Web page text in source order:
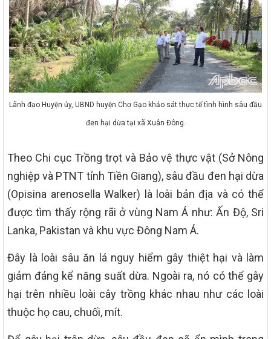
Lãnh đạo Huyện ủy, UBND huyện Chợ Gạo khảo sát thực tế tình hình sâu đầu
đen hại dừa tại xã Xuân Đông.
Theo Chi cục Trồng trọt và Bảo vệ thực vật (Sở Nông
nghiệp và PTNT tỉnh Tiền Giang), sâu đầu đen hại dừa
(Opisina arenosella Walker) là loài bản địa và có thể
được tìm thấy rộng rãi ở vùng Nam Á như: Ấn Độ, Sri
Lanka, Pakistan và khu vực Đông Nam Á.
Đây là loài sâu ăn lá nguy hiểm gây thiệt hại và làm
giảm đáng kể năng suất dừa. Ngoài ra, nó có thể gây
hại trên nhiều loài cây trồng khác nhau như các loài
thuộc họ cau, chuối, mít.